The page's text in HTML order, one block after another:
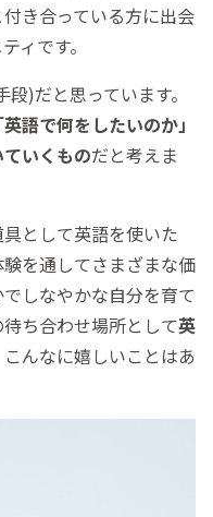
き合っている方に出会
ィです。
)だと思っています。
英語で何をしたいのか」
いくものだと考えま
として英語を使いた
を通してさまざまな価
しなやかな自分を育て
ち合わせ場所として英
んなに嬉しいことはあ